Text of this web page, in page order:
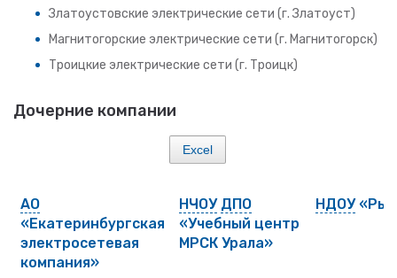
Златоустовские электрические сети (г. Златоуст)
Магнитогорские электрические сети (г. Магнитогорск)
Троицкие электрические сети (г. Троицк)
Дочерние компании
Excel
АО
«Екатеринбургская
электросетевая
компания»
НЧОУ ДПО
«Учебный центр
МРСК Урала»
НДОУ